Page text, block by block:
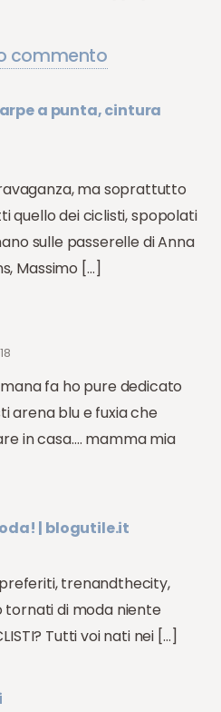
commento
a punta, cintura
ma soprattutto
quello dei ciclisti, spopolati
sulle passerelle di Anna
Massimo […]
fa ho pure dedicato
arena blu e fuxia che
in casa…. mamma mia
| blogutile.it
trenandthecity,
di moda niente
Tutti voi nati nei […]